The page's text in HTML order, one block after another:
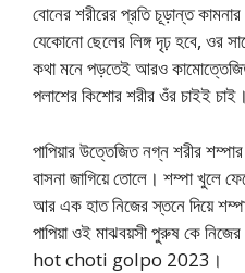
বোনের শরীরের প্রতি চূড়ান্ত
যেকোনো ছেলের লিঙ্গ দৃঢ় হবে, ওর
কথা মনে পড়তেই আরও
পলাশের কিশোর শরীর ওঁর চাইই চাই।
পাপিয়ার উত্তেজিত নগ্ন শরীর
বাসনা জাগিয়ে তোলে। শম্পা খুলে
আর এক হাত নিজের স্তনে দিয়ে
পাপিয়া ওই মাঝবয়সী পুরুষ কে নিজের
hot choti golpo 2023।